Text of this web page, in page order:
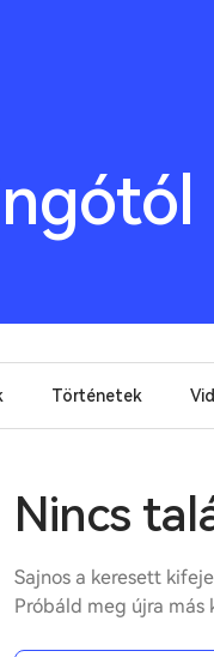
Történetek
Nincs
Sajnos a keresett
Próbáld meg újra más